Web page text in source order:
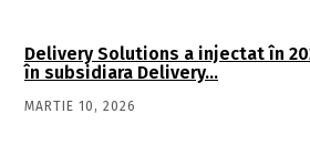
Delivery Solutions a injectat în
în subsidiara Delivery…
MARTIE 10, 2026